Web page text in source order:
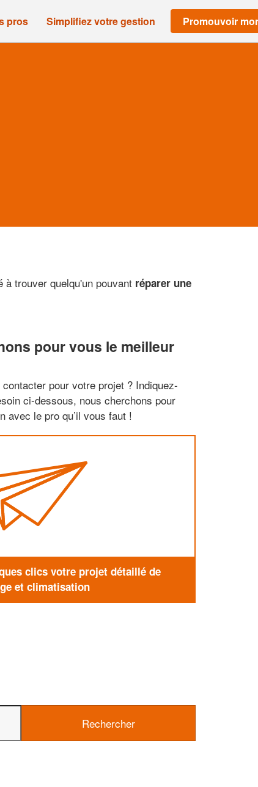
pros Simplifiez votre gestion Promouvoir
trouver quelqu'un pouvant réparer une
pour vous le meilleur
pour votre projet ? Indiquez-
ci-dessous, nous cherchons pour
avec le pro qu’il vous faut !
clics votre projet détaillé de
et climatisation